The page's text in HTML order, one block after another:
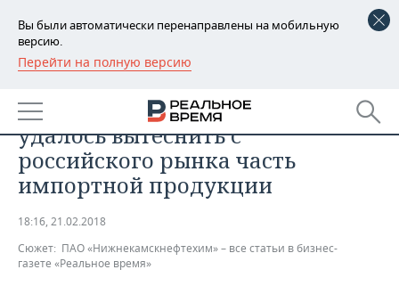
Вы были автоматически перенаправлены на мобильную
версию.
Перейти на полную версию
РЕГИОНЫ
БАШКОРТОСТАН
ТАТАРСТАН
УДМУРТИЯ
НОВОСТИ
АНАЛИТИКА
НОВОСТИ АНАЛИТИКИ
ДЕКЛАРАЦИИ О ДОХОДАХ
КОРОЛИ ГОСЗАКАЗА ПФО
ЭКОНОМИКА
НОВОСТИ ЭКОНОМИКИ
ФИНАНСЫ
ПРОМЫШЛЕННОСТЬ
НОВОСТИ
НЕДВИЖИМОСТЬ
«Нижнекамскнефтехиму»
удалось вытеснить с
российского рынка часть
импортной продукции
18:16, 21.02.2018
Сюжет: ПАО «Нижнекамскнефтехим» – все статьи в бизнес-
газете «Реальное время»